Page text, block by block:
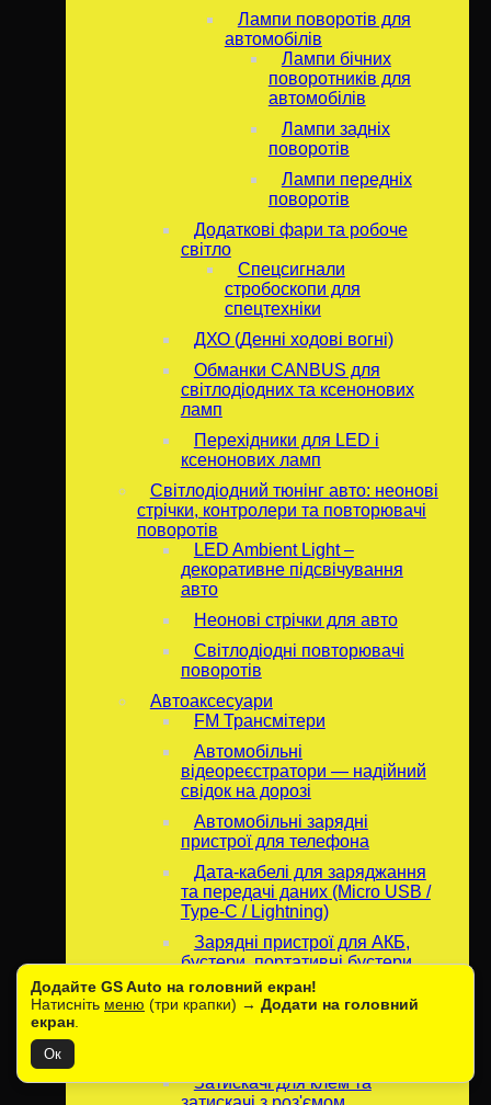
Додайте GS Auto на головний екран!
Натисніть меню (три крапки) → Додати на головний
екран
Ок
Лампи поворотів для
автомобілів
Лампи бічних
поворотників для
автомобілів
Лампи задніх
поворотів
Лампи передніх
поворотів
Додаткові фари та робоче
світло
Спецсигнали
стробоскопи для
спецтехніки
ДХО (Денні ходові вогні)
Обманки CANBUS для
світлодіодних та ксенонових
ламп
Перехідники для LED і
ксенонових ламп
Світлодіодний тюнінг авто: неонові
стрічки, контролери та повторювачі
поворотів
LED Ambient Light –
декоративне підсвічування
авто
Неонові стрічки для авто
Світлодіодні повторювачі
поворотів
Автоаксесуари
FM Трансмітери
Автомобільні
відеореєстратори — надійний
свідок на дорозі
Автомобільні зарядні
пристрої для телефона
Дата-кабелі для заряджання
та передачі даних (Micro USB /
Type-C / Lightning)
Зарядні пристрої для АКБ,
бустери, портативні бустери
Бустери для запуску
двигуна
Затискачі для клем та